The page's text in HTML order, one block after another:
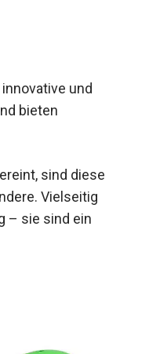
und
bieten
sind
für andere.
– sie